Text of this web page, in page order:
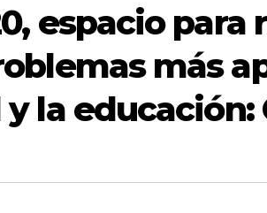
espacio
más
la educación: